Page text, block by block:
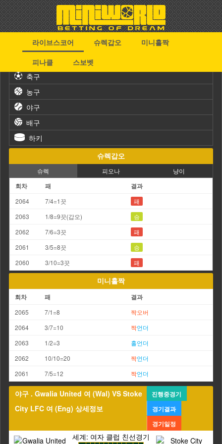
라이브스코어 슈렉갑오
미니홀짝
피나클
스보벳
축구
농구
야구
배구
하키
슈렉갑오
슈렉 피오나 냥이
회차 패 결과
2064 7/4=1끗
패
2063
1/8=9끗(갑오)
승
2062
7/6=3끗
패
2061
3/5=8끗
승
2060
3/10=3끗 패
미니홀짝
회차 패 결과
2065 7/1=8 짝오버
2064
3/7=10 짝언더
2063
1/2=3 홀언더
2062
10/10=20 짝언더
2061
7/5=12 짝언더
야구 . Gwalia United 여 (Wal) VS Stoke
City LFC 여 (Eng) 상세정보
진행중경기
경기결과
경기일정
세계: 여자 클럽 친선경기